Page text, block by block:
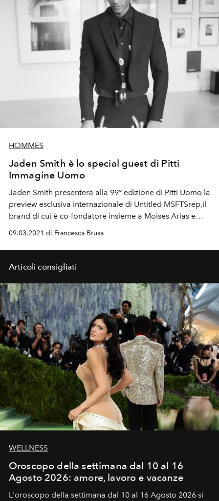
HOMMES
Jaden Smith è lo special guest di Pitti
Immagine Uomo
Jaden Smith presenterà alla 99° edizione di Pitti Uomo la
preview esclusiva internazionale di Untitled MSFTSrep,il
brand di cui è co-fondatore insieme a Moises Arias e
09.03.2021 di Francesca Brusa
Articoli consigliati
WELLNESS
Oroscopo della settimana dal 10 al 16
Agosto 2026: amore, lavoro e vacanze
L'oroscopo della settimana dal 10 al 16 Agosto 2026 si